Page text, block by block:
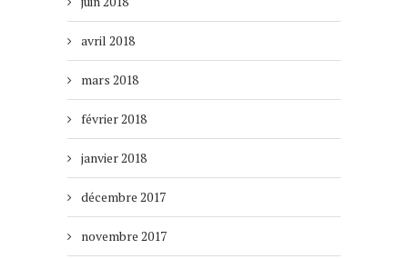
avril 2018
mars 2018
février 2018
janvier 2018
décembre 2017
novembre 2017